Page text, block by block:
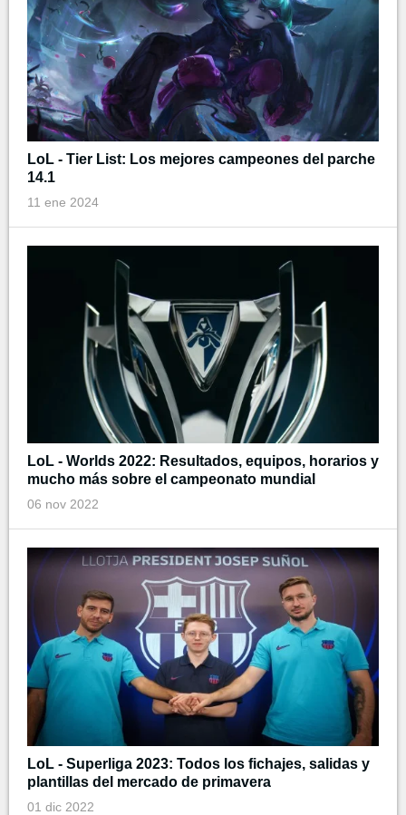
LoL - Tier List: Los mejores campeones del parche
14.1
11 ene 2024
LoL - Worlds 2022: Resultados, equipos, horarios y
mucho más sobre el campeonato mundial
06 nov 2022
LoL - Superliga 2023: Todos los fichajes, salidas y
plantillas del mercado de primavera
01 dic 2022